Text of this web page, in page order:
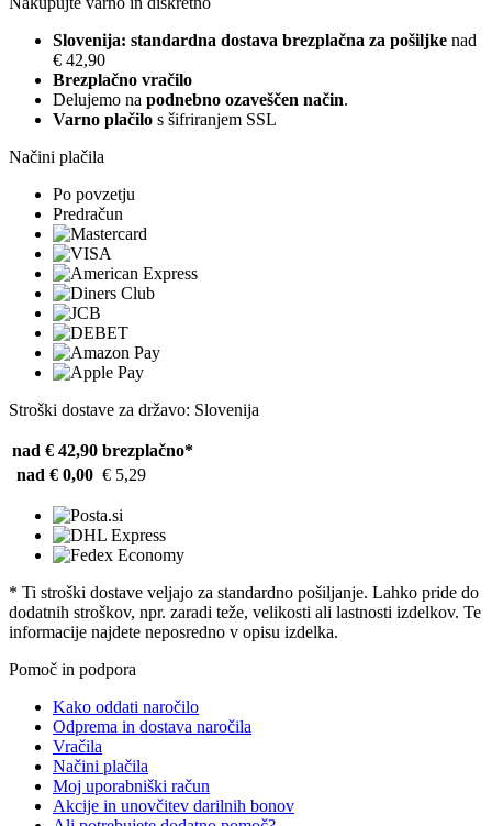
Slovenija: standardna dostava brezplačna za pošiljke nad
€ 42,90
Brezplačno vračilo
Delujemo na podnebno ozaveščen način.
Varno plačilo s šifriranjem SSL
Načini plačila
Po povzetju
Predračun
Stroški dostave za državo: Slovenija
nad € 42,90 brezplačno*
nad € 0,00 € 5,29
* Ti stroški dostave veljajo za standardno pošiljanje. Lahko pride do
dodatnih stroškov, npr. zaradi teže, velikosti ali lastnosti izdelkov. Te
informacije najdete neposredno v opisu izdelka.
Pomoč in podpora
Kako oddati naročilo
Odprema in dostava naročila
Vračila
Načini plačila
Moj uporabniški račun
Akcije in unovčitev darilnih bonov